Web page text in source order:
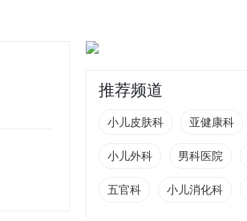
推荐频道
小儿皮肤科 亚健康科
小儿外科 男科医院
五官科 小儿消化科